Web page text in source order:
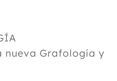
nueva Grafología y